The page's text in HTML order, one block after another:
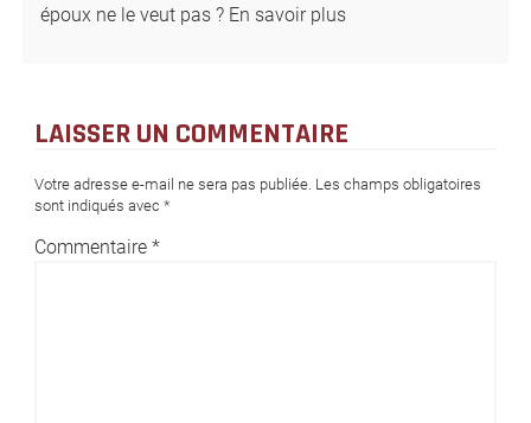
époux ne le veut pas ? En savoir plus
LAISSER UN COMMENTAIRE
Votre adresse e-mail ne sera pas publiée. Les champs obligatoires
sont indiqués avec *
Commentaire *